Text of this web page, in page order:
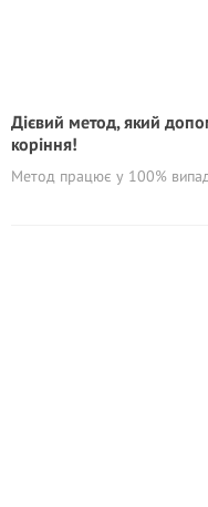
Дієвий метод, який
коріння!
Метод працює у 100%